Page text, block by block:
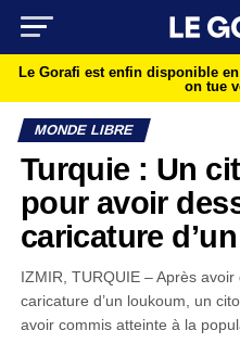
Le Gorafi est enfin disponible
on tue
MONDE LIBRE
Turquie : Un
pour avoir
caricature
IZMIR, TURQUIE – Après
caricature d’un loukoum, un
avoir commis atteinte à la